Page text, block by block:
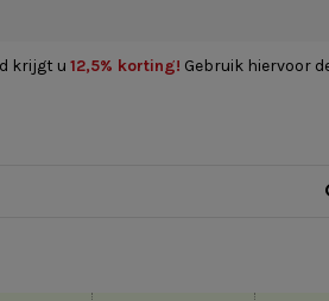
krijgt u 12,5% korting! Gebruik hiervoor